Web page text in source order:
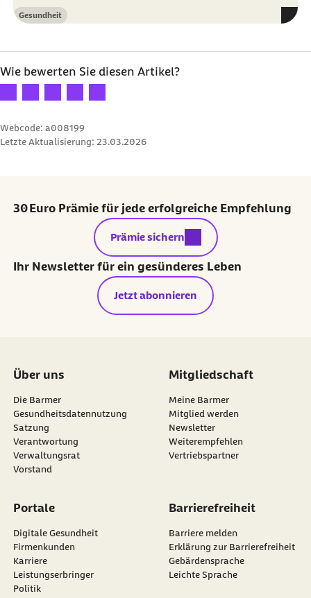
Kategorie
Gesundheit
Wie bewerten Sie diesen Artikel?
Ihre Bewertung: 1 Stern
Ihre Bewertung: 2 Sterne
Ihre Bewertung: 3 Sterne
Ihre Bewertung: 4 Sterne
Ihre Bewertung: 5 Sterne
Webcode: a008199
Letzte Aktualisierung: 23.03.2026
30 Euro Prämie für jede erfolgreiche Empfehlung
externer Link:
Prämie sichern
Ihr Newsletter für ein gesünderes Leben
Jetzt abonnieren
Über uns
Die Barmer
Gesundheitsdatennutzung
Satzung
Verantwortung
Verwaltungsrat
Vorstand
Mitgliedschaft
Meine Barmer
Mitglied werden
Newsletter
externer Link:
Weiterempfehlen
Vertriebspartner
Portale
Digitale Gesundheit
Firmenkunden
Karriere
Leistungserbringer
Politik
Barrierefreiheit
Barriere melden
Erklärung zur Barrierefreiheit
Gebärdensprache
Leichte Sprache